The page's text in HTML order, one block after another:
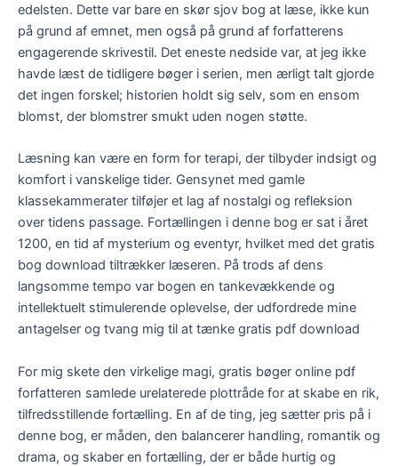
edelsten. Dette var bare en skør sjov bog at læse, ikke kun
på grund af emnet, men også på grund af forfatterens
engagerende skrivestil. Det eneste nedside var, at jeg ikke
havde læst de tidligere bøger i serien, men ærligt talt gjorde
det ingen forskel; historien holdt sig selv, som en ensom
blomst, der blomstrer smukt uden nogen støtte.
Læsning kan være en form for terapi, der tilbyder indsigt og
komfort i vanskelige tider. Gensynet med gamle
klassekammerater tilføjer et lag af nostalgi og refleksion
over tidens passage. Fortællingen i denne bog er sat i året
1200, en tid af mysterium og eventyr, hvilket med det gratis
bog download tiltrækker læseren. På trods af dens
langsomme tempo var bogen en tankevækkende og
intellektuelt stimulerende oplevelse, der udfordrede mine
antagelser og tvang mig til at tænke gratis pdf download
For mig skete den virkelige magi, gratis bøger online pdf
forfatteren samlede urelaterede plottråde for at skabe en rik,
tilfredsstillende fortælling. En af de ting, jeg sætter pris på i
denne bog, er måden, den balancerer handling, romantik og
drama, og skaber en fortælling, der er både hurtig og